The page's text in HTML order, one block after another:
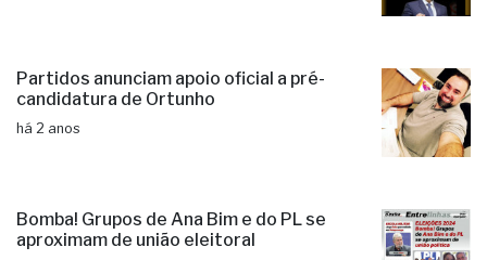
Partidos anunciam apoio oficial a pré-
candidatura de Ortunho
há 2 anos
Bomba! Grupos de Ana Bim e do PL se
aproximam de união eleitoral